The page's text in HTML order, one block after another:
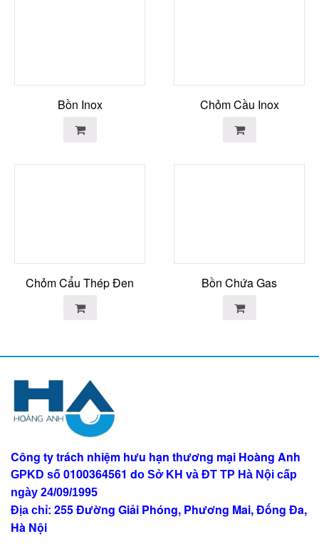
Bồn Inox Chỏm Cầu Inox
Chỏm Cẩu Thép Đen Bồn Chứa Gas
Công ty trách nhiệm hưu hạn thương mại Hoàng Anh
GPKD số 0100364561 do Sở KH và ĐT TP Hà Nội cấp
ngày 24/09/1995
Địa chỉ: 255 Đường Giải Phóng, Phương Mai, Đống Đa,
Hà Nội